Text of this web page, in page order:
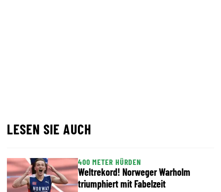
LESEN SIE AUCH
400 METER HÜRDEN
Weltrekord! Norweger Warholm
triumphiert mit Fabelzeit